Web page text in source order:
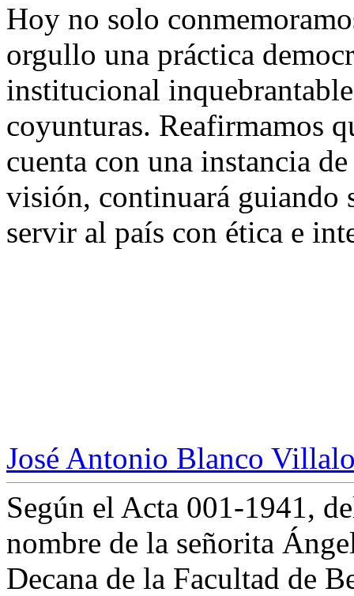
Hoy no solo
orgullo una práctica
institucional
coyunturas. Reafirmamos
cuenta con una instancia
visión, continuará guiando
servir al país con ética e
José Antonio Blanco
Según el Acta 001-1941,
nombre de la señorita
Decana de la Facultad de